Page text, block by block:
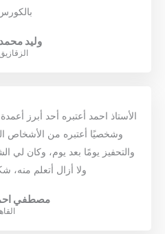
وليد محمد
الأستاذ احمد أعتبره أحد أبرز
وشخصيًا أعتبره من الأشخاص
والتحفيز يومًا بعد يوم، وكان لي
ولا أزال أتعلم منه،
مصطفي